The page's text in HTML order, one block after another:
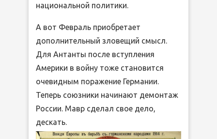
национальной политики.
А вот Февраль приобретает
дополнительный зловещий смысл.
Для Антанты после вступления
Америки в войну тоже становится
очевидным поражение Германии.
Теперь союзники начинают демонтаж
России. Мавр сделал свое дело,
дескать.